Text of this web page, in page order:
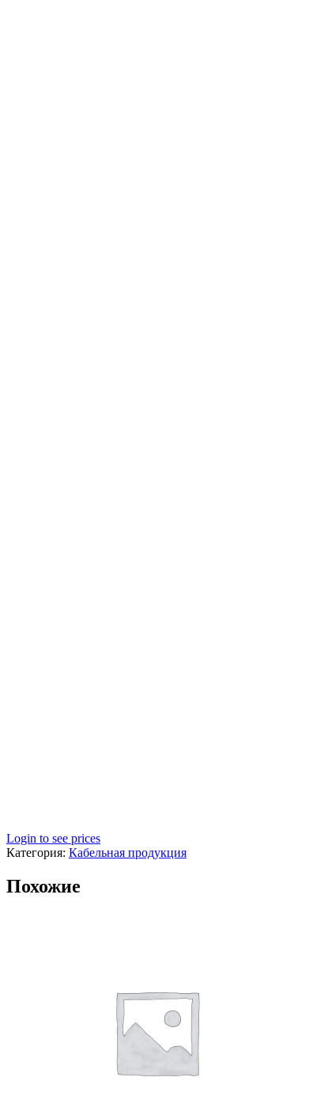
Login to see prices
Категория: Кабельная продукция
Похожие